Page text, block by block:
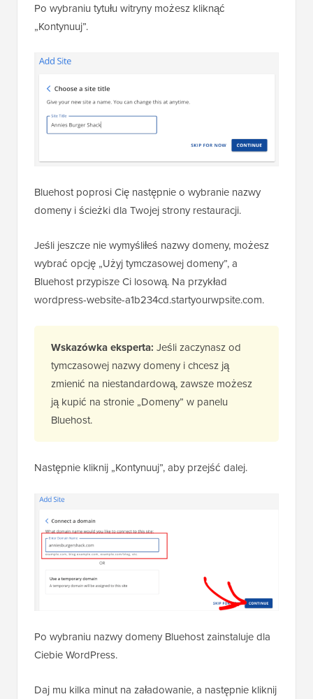
Po wybraniu tytułu witryny możesz kliknąć
„Kontynuuj”.
Bluehost poprosi Cię następnie o wybranie nazwy
domeny i ścieżki dla Twojej strony restauracji.
Jeśli jeszcze nie wymyśliłeś nazwy domeny, możesz
wybrać opcję „Użyj tymczasowej domeny”, a
Bluehost przypisze Ci losową. Na przykład
wordpress-website-a1b234cd.startyourwpsite.com.
Wskazówka eksperta: Jeśli zaczynasz od
tymczasowej nazwy domeny i chcesz ją
zmienić na niestandardową, zawsze możesz
ją kupić na stronie „Domeny” w panelu
Bluehost.
Następnie kliknij „Kontynuuj”, aby przejść dalej.
Po wybraniu nazwy domeny Bluehost zainstaluje dla
Ciebie WordPress.
Daj mu kilka minut na załadowanie, a następnie kliknij